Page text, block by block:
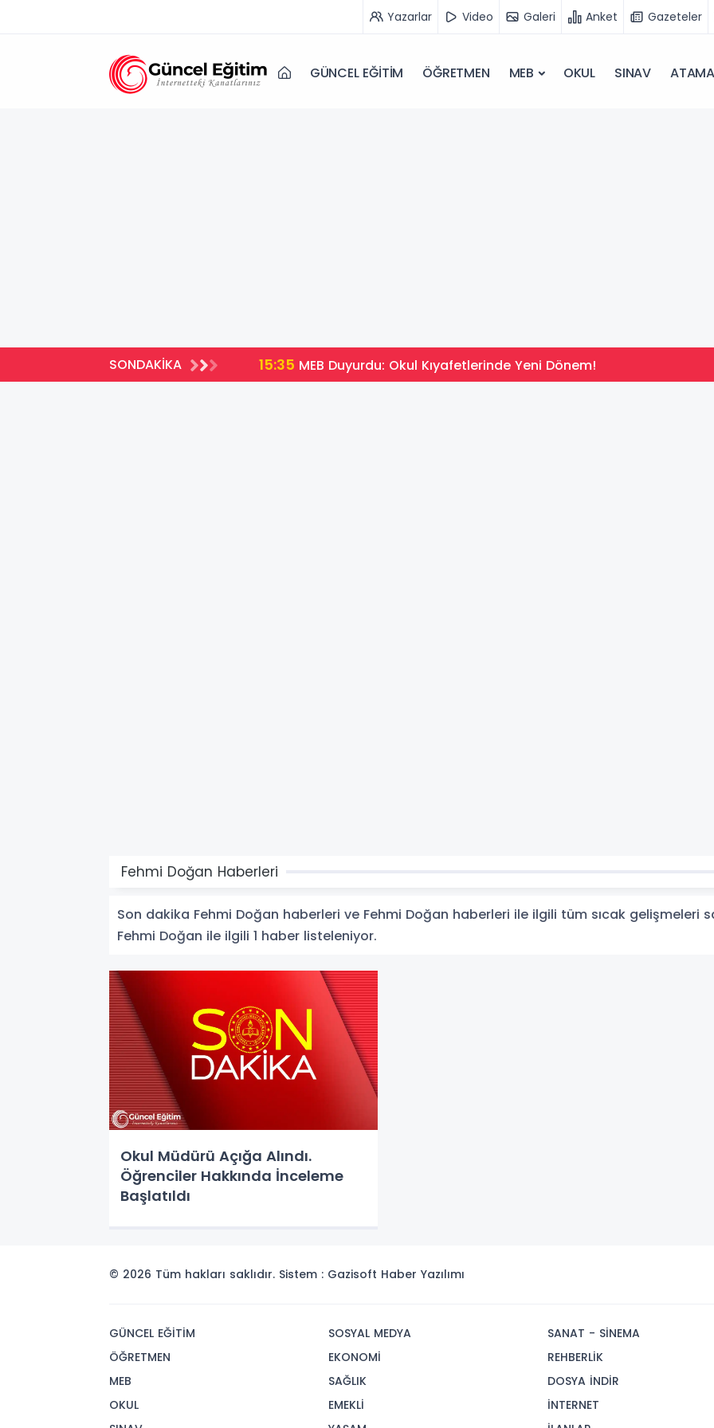
Yazarlar Video Galeri Anket Gazeteler
GÜNCEL EĞİTİM ÖĞRETMEN MEB OKUL SINAV ATAMA
SONDAKİKA 15:35 MEB Duyurdu: Okul Kıyafetlerinde Yeni Dönem!
Fehmi Doğan Haberleri
Son dakika Fehmi Doğan haberleri ve Fehmi Doğan haberleri ile ilgili tüm sıcak gelişmeleri
Fehmi Doğan ile ilgili 1 haber listeleniyor.
Okul Müdürü Açığa Alındı.
Öğrenciler Hakkında İnceleme
Başlatıldı
© 2026 Tüm hakları saklıdır. Sistem : Gazisoft Haber Yazılımı
GÜNCEL EĞİTİM
ÖĞRETMEN
MEB
OKUL
SOSYAL MEDYA
EKONOMİ
SAĞLIK
EMEKLİ
SANAT - SİNEMA
REHBERLİK
DOSYA İNDİR
İNTERNET